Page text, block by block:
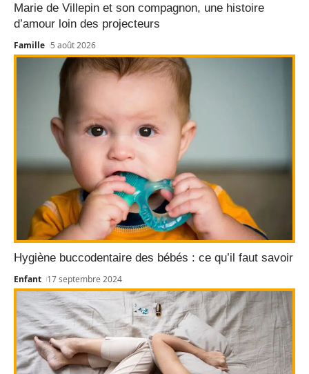
Marie de Villepin et son compagnon, une histoire
d’amour loin des projecteurs
Famille 5 août 2026
Hygiène buccodentaire des bébés : ce qu’il faut savoir
Enfant 17 septembre 2024